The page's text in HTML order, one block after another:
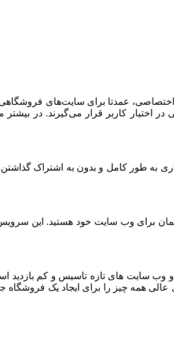
عمدتا برای سایت‌های فروشگاهی
اختیار کاربر قرار می‌گیرند. در